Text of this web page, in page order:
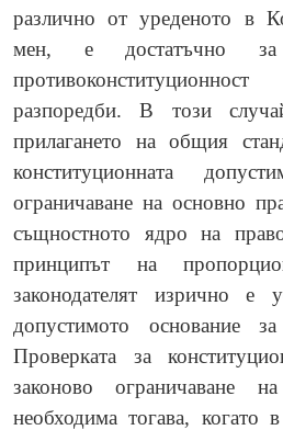
различно от уреденото в
мен, е достатъчно за
разпоредби. В този
прилагането на общия
конституционната
ограничаване на основно
същностното ядро на
принципът на
законодателят изрично е
допустимото основание
Проверката за
законово ограничаване
необходима тогава, когато